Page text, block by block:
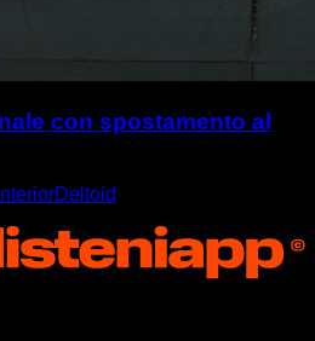
con spostamento al